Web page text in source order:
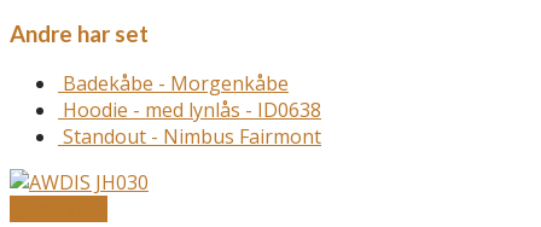
Andre har set
Badekåbe - Morgenkåbe
Hoodie - med lynlås - ID0638
Standout - Nimbus Fairmont